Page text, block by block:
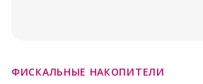
ФИСКАЛЬНЫЕ НАКОПИТЕЛИ